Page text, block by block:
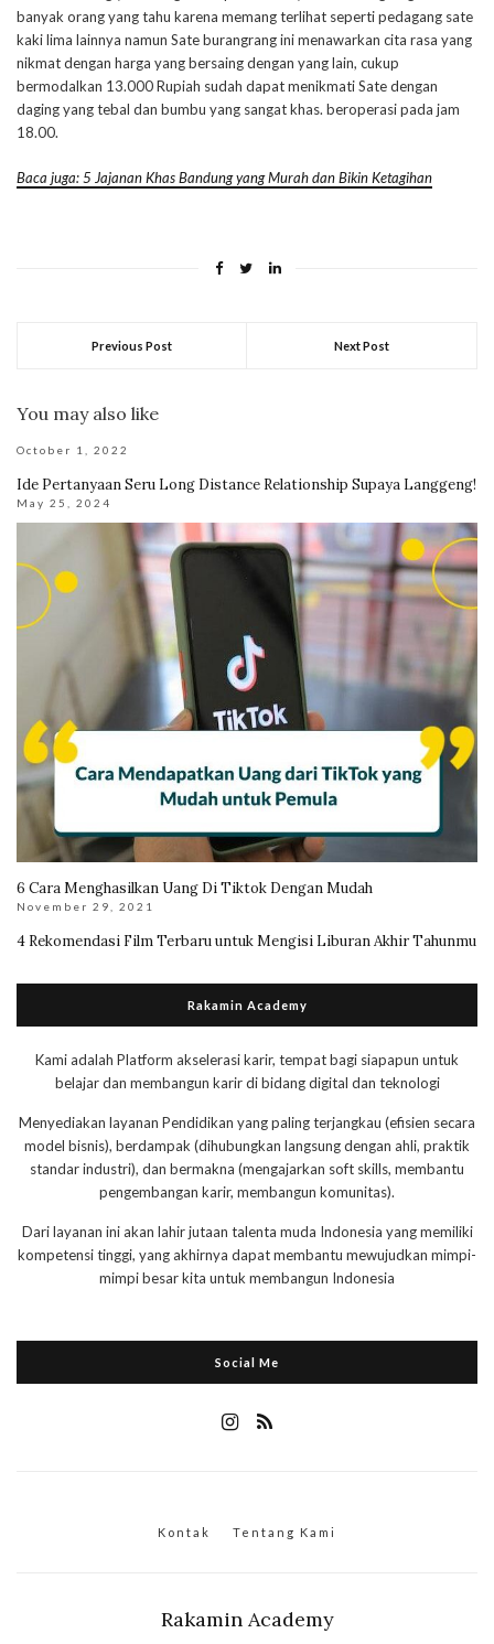
banyak orang yang tahu karena memang terlihat seperti pedagang sate
kaki lima lainnya namun Sate burangrang ini menawarkan cita rasa yang
nikmat dengan harga yang bersaing dengan yang lain, cukup
bermodalkan 13.000 Rupiah sudah dapat menikmati Sate dengan
daging yang tebal dan bumbu yang sangat khas. beroperasi pada jam
18.00.
Baca juga: 5 Jajanan Khas Bandung yang Murah dan Bikin Ketagihan
Previous Post Next Post
You may also like
October 1, 2022
Ide Pertanyaan Seru Long Distance Relationship Supaya Langgeng!
May 25, 2024
6 Cara Menghasilkan Uang Di Tiktok Dengan Mudah
November 29, 2021
4 Rekomendasi Film Terbaru untuk Mengisi Liburan Akhir Tahunmu
Rakamin Academy
Kami adalah Platform akselerasi karir, tempat bagi siapapun untuk
belajar dan membangun karir di bidang digital dan teknologi
Menyediakan layanan Pendidikan yang paling terjangkau (efisien secara
model bisnis), berdampak (dihubungkan langsung dengan ahli, praktik
standar industri), dan bermakna (mengajarkan soft skills, membantu
pengembangan karir, membangun komunitas).
Dari layanan ini akan lahir jutaan talenta muda Indonesia yang memiliki
kompetensi tinggi, yang akhirnya dapat membantu mewujudkan mimpi-
mimpi besar kita untuk membangun Indonesia
Social Me
Kontak Tentang Kami
Rakamin Academy